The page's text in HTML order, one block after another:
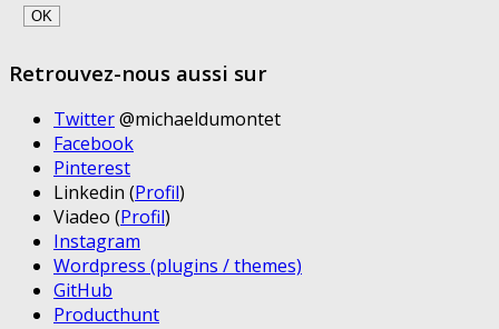
Retrouvez-nous aussi sur
Twitter@michaeldumontet
Facebook
Pinterest
Linkedin (Profil)
Viadeo (Profil)
Instagram
Wordpress (plugins / themes)
GitHub
Producthunt